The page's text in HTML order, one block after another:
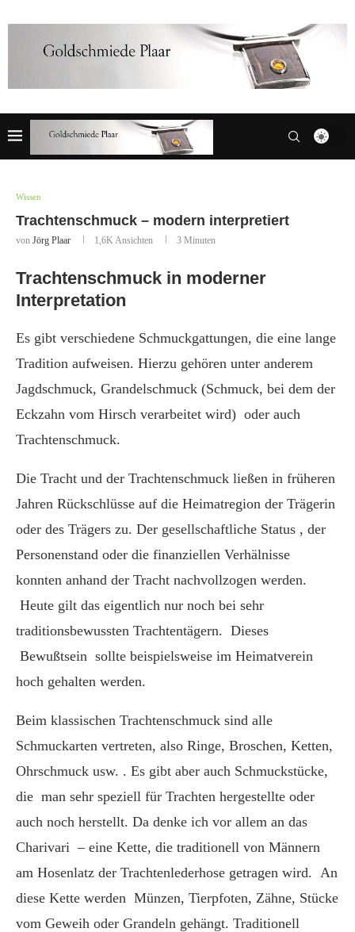
Wissen
Trachtenschmuck – modern interpretiert
von Jörg Plaar 1,6K Ansichten 3 Minuten
Trachtenschmuck in moderner
Interpretation
Es gibt verschiedene Schmuckgattungen, die eine lange
Tradition aufweisen. Hierzu gehören unter anderem
Jagdschmuck, Grandelschmuck (Schmuck, bei dem der
Eckzahn vom Hirsch verarbeitet wird) oder auch
Trachtenschmuck.
Die Tracht und der Trachtenschmuck ließen in früheren
Jahren Rückschlüsse auf die Heimatregion der Trägerin
oder des Trägers zu. Der gesellschaftliche Status , der
Personenstand oder die finanziellen Verhälnisse
konnten anhand der Tracht nachvollzogen werden.
Heute gilt das eigentlich nur noch bei sehr
traditionsbewussten Trachtentägern. Dieses
Bewußtsein sollte beispielsweise im Heimatverein
hoch gehalten werden.
Beim klassischen Trachtenschmuck sind alle
Schmuckarten vertreten, also Ringe, Broschen, Ketten,
Ohrschmuck usw. . Es gibt aber auch Schmuckstücke,
die man sehr speziell für Trachten hergestellte oder
auch noch herstellt. Da denke ich vor allem an das
Charivari – eine Kette, die traditionell von Männern
am Hosenlatz der Trachtenlederhose getragen wird. An
diese Kette werden Münzen, Tierpfoten, Zähne, Stücke
vom Geweih oder Grandeln gehängt. Traditionell